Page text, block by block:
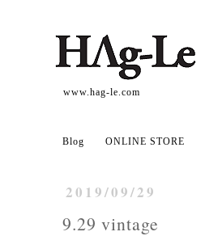
www.hag-le.com
Blog ONLINE STORE
2019/09/29
9.29 vintage